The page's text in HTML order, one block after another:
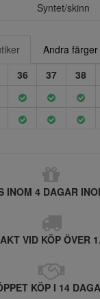
Syntet/skinn
Andra färger
36 37 38
INOM 4 DAGAR
VID KÖP ÖVER
KÖP I 14